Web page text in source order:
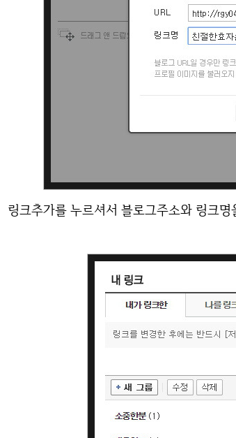
링크추가를 누르셔서 블로그주소와 링크